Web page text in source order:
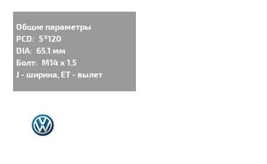
Общие параметры
PCD: 5ᕁ120
DIA: 65.1 мм
Болт: M14 x 1.5
J - ширина, ET - вылет